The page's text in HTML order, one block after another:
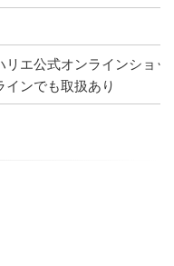
リエ公式オンラインショッ
ンでも取扱あり